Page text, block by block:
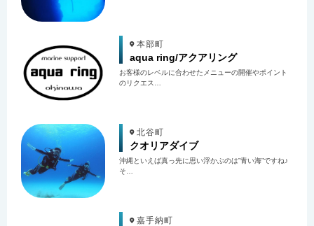
本部町
aqua ring/アクアリング
お客様のレベルに合わせたメニューの開催やポイント
のリクエス…
北谷町
クオリアダイブ
沖縄といえば真っ先に思い浮かぶのは”青い海”ですね♪
そ…
嘉手納町